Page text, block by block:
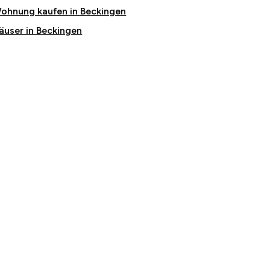
kaufen in Beckingen
in Beckingen